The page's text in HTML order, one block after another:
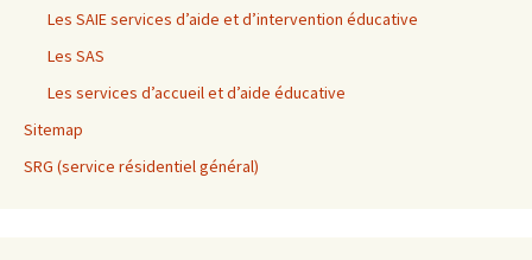
Les SAIE services d’aide et d’intervention éducative
Les SAS
Les services d’accueil et d’aide éducative
Sitemap
SRG (service résidentiel général)